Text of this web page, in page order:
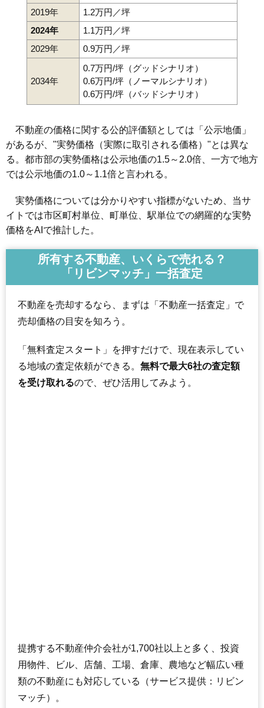
2019年
1.2万円／坪
2024年
1.1万円／坪
2029年
0.9万円／坪
2034年
0.7万円/坪（グッドシナリオ）
0.6万円/坪（ノーマルシナリオ）
0.6万円/坪（バッドシナリオ）
不動産の価格に関する公的評価額としては「公示地価」
があるが、"実勢価格（実際に取引される価格）"とは異な
る。都市部の実勢価格は公示地価の1.5～2.0倍、一方で地方
では公示地価の1.0～1.1倍と言われる。
実勢価格については分かりやすい指標がないため、当サ
イトでは市区町村単位、町単位、駅単位での網羅的な実勢
価格をAIで推計した。
所有する不動産、いくらで売れる？
「リビンマッチ」一括査定
不動産を売却するなら、まずは「不動産一括査定」で
売却価格の目安を知ろう。
「無料査定スタート」を押すだけで、現在表示してい
る地域の査定依頼ができる。 無料で最大6社の査定額
を受け取れるので、ぜひ活用してみよう。
提携する不動産仲介会社が1,700社以上と多く、投資
用物件、ビル、店舗、工場、倉庫、農地など幅広い種
類の不動産にも対応している（サービス提供：リビン
マッチ）。